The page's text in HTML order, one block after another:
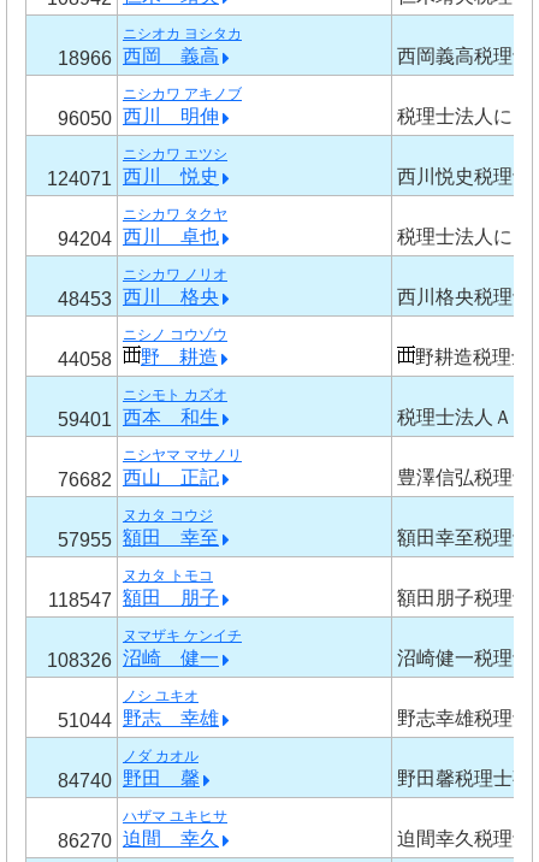
18966
ニシオカ ヨシタカ
西岡 義高 西岡義高税理士
96050
ニシカワ アキノブ
西川 明伸 税理士法人にし
124071
ニシカワ エツシ
西川 悦史 西川悦史税理士
94204
ニシカワ タクヤ
西川 卓也 税理士法人にし
48453
ニシカワ ノリオ
西川 格央 西川格央税理士
44058
ニシノ コウゾウ
野 耕造 野耕造税理士
59401
ニシモト カズオ
西本 和生 税理士法人ＡＡ
76682
ニシヤマ マサノリ
西山 正記 豊澤信弘税理士
57955
ヌカタ コウジ
額田 幸至 額田幸至税理士
118547
ヌカタ トモコ
額田 朋子 額田朋子税理士
108326
ヌマザキ ケンイチ
沼崎 健一 沼崎健一税理士
51044
ノシ ユキオ
野志 幸雄 野志幸雄税理士
84740
ノダ カオル
野田 馨 野田馨税理士事
86270
ハザマ ユキヒサ
迫間 幸久 迫間幸久税理士